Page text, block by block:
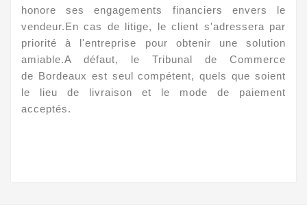
honore ses engagements financiers envers le
vendeur.En cas de litige, le client s'adressera par
priorité à l'entreprise pour obtenir une solution
amiable.A défaut, le Tribunal de Commerce
de Bordeaux est seul compétent, quels que soient
le lieu de livraison et le mode de paiement
acceptés.